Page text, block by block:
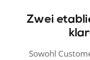
Zwei
Sowohl